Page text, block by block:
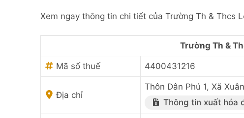
Nghệ An
Nhà nước
số
Xem ngay thông tin chi tiết của Trường Th & Thcs
Trường Th &
Mã số thuế 4400431216
Địa chỉ
Thôn Dân Phú 1, Xã
Thông tin xuất hóa